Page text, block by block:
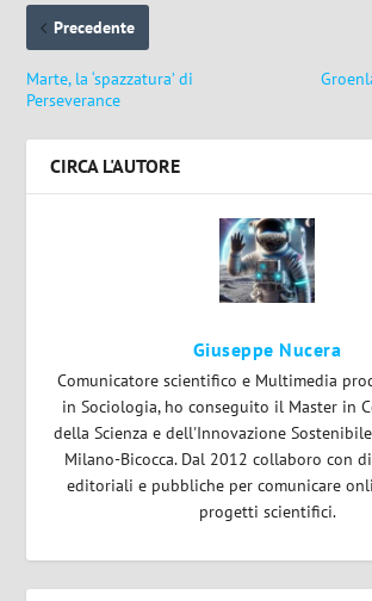
Precedente
Marte, la ‘spazzatura’ di
Perseverance
CIRCA L'AUTORE
Giuseppe Nucera
Comunicatore scientifico e Multimedia
in Sociologia, ho conseguito il Master in
della Scienza e dell'Innovazione
Milano-Bicocca. Dal 2012 collaboro con
editoriali e pubbliche per comunicare
progetti scientifici.